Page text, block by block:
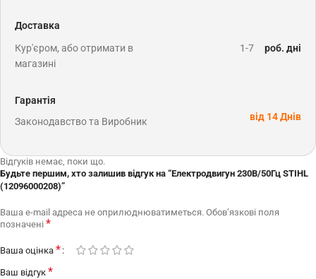
Доставка
Кур'єром, або отримати в
магазині
1-7 роб. дні
Гарантія
Законодавство та Виробник
від 14 Днів
Відгуків немає, поки що.
Будьте першим, хто залишив відгук на “Електродвигун 230В/50Гц STIHL
(12096000208)”
Ваша e-mail адреса не оприлюднюватиметься. Обов’язкові поля
позначені *
Ваша оцінка *
Ваш відгук *